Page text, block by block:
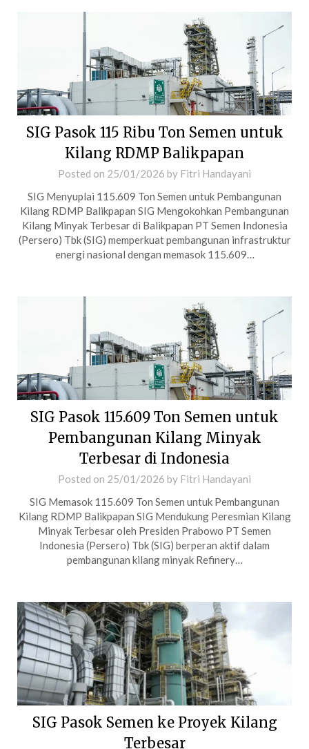
SIG Pasok 115 Ribu Ton Semen untuk
Kilang RDMP Balikpapan
Posted on 25/01/2026 by Fitri Handayani
SIG Menyuplai 115.609 Ton Semen untuk Pembangunan
Kilang RDMP Balikpapan SIG Mengokohkan Pembangunan
Kilang Minyak Terbesar di Balikpapan PT Semen Indonesia
(Persero) Tbk (SIG) memperkuat pembangunan infrastruktur
energi nasional dengan memasok 115.609…
SIG Pasok 115.609 Ton Semen untuk
Pembangunan Kilang Minyak
Terbesar di Indonesia
Posted on 25/01/2026 by Fitri Handayani
SIG Memasok 115.609 Ton Semen untuk Pembangunan
Kilang RDMP Balikpapan SIG Mendukung Peresmian Kilang
Minyak Terbesar oleh Presiden Prabowo PT Semen
Indonesia (Persero) Tbk (SIG) berperan aktif dalam
pembangunan kilang minyak Refinery…
SIG Pasok Semen ke Proyek Kilang
Terbesar